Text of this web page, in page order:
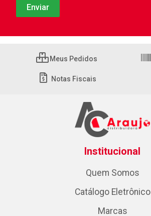
Meus Pedidos
Notas Fiscais
Institucional
Quem Somos
Catálogo Eletrônico
Marcas